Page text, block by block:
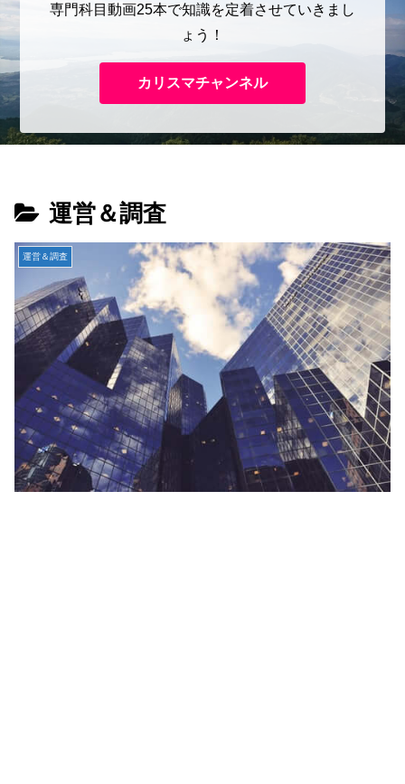
専門科目動画25本で知識を定着させていきまし
ょう！
カリスマチャンネル
運営＆調査
運営＆調査